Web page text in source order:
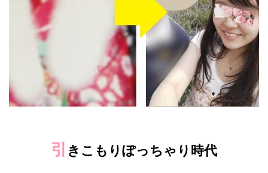
引 きこもりぽっちゃり時代